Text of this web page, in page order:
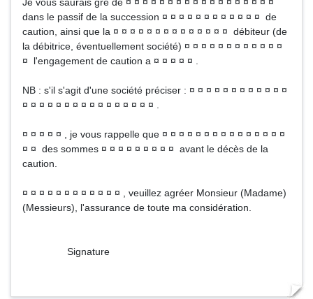
dans le passif de la succession ¤ ¤ ¤ ¤ ¤ ¤ ¤ ¤ ¤ ¤ ¤ ¤ de
caution, ainsi que la ¤ ¤ ¤ ¤ ¤ ¤ ¤ ¤ ¤ ¤ ¤ ¤ ¤ ¤ débiteur (de
la débitrice, éventuellement société) ¤ ¤ ¤ ¤ ¤ ¤ ¤ ¤ ¤ ¤ ¤ ¤
¤ l'engagement de caution a ¤ ¤ ¤ ¤ ¤ .
NB : s'il s'agit d'une société préciser : ¤ ¤ ¤ ¤ ¤ ¤ ¤ ¤ ¤ ¤ ¤ ¤
¤ ¤ ¤ ¤ ¤ ¤ ¤ ¤ ¤ ¤ ¤ ¤ ¤ ¤ ¤ ¤ .
¤ ¤ ¤ ¤ ¤ , je vous rappelle que ¤ ¤ ¤ ¤ ¤ ¤ ¤ ¤ ¤ ¤ ¤ ¤ ¤ ¤ ¤
¤ ¤ des sommes ¤ ¤ ¤ ¤ ¤ ¤ ¤ ¤ ¤ avant le décès de la
caution.
¤ ¤ ¤ ¤ ¤ ¤ ¤ ¤ ¤ ¤ ¤ ¤ , veuillez agréer Monsieur (Madame)
(Messieurs), l'assurance de toute ma considération.
Signature